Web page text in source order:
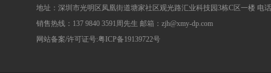
地址：深圳市光明区凤凰街道塘家社区观光路汇业科技园3栋C区一楼 电话
销售热线：137 9840 3591周先生 邮箱：zjh@xmy-dp.com
网站备案/许可证号:粤ICP备19139722号